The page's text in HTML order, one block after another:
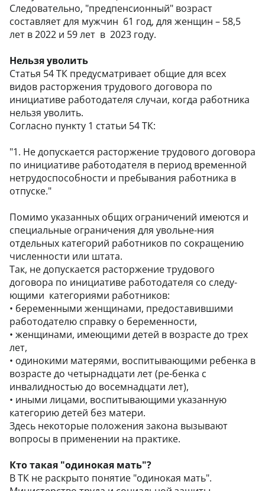
Следовательно, "предпенсионный" возраст
составляет для мужчин 61 год, для женщин – 58,5
лет в 2022 и 59 лет в 2023 году.
Нельзя уволить
Статья 54 ТК предусматривает общие для всех
видов расторжения трудового договора по
инициативе работодателя случаи, когда работника
нельзя уволить.
Согласно пункту 1 статьи 54 ТК:
"1. Не допускается расторжение трудового договора
по инициативе работодателя в период временной
нетрудоспособности и пребывания работника в
отпуске."
Помимо указанных общих ограничений имеются и
специальные ограничения для увольне-ния
отдельных категорий работников по сокращению
численности или штата.
Так, не допускается расторжение трудового
договора по инициативе работодателя со следу-
ющими категориями работников:
• беременными женщинами, предоставившими
работодателю справку о беременности,
• женщинами, имеющими детей в возрасте до трех
лет,
• одинокими матерями, воспитывающими ребенка в
возрасте до четырнадцати лет (ре-бенка с
инвалидностью до восемнадцати лет),
• иными лицами, воспитывающими указанную
категорию детей без матери.
Здесь некоторые положения закона вызывают
вопросы в применении на практике.
Кто такая "одинокая мать"?
В ТК не раскрыто понятие "одинокая мать".